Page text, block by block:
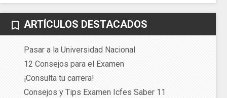
bookmark_border ARTÍCULOS DESTACADOS
Pasar a la Universidad Nacional
12 Consejos para el Examen
¡Consulta tu carrera!
Consejos y Tips Examen Icfes Saber 11